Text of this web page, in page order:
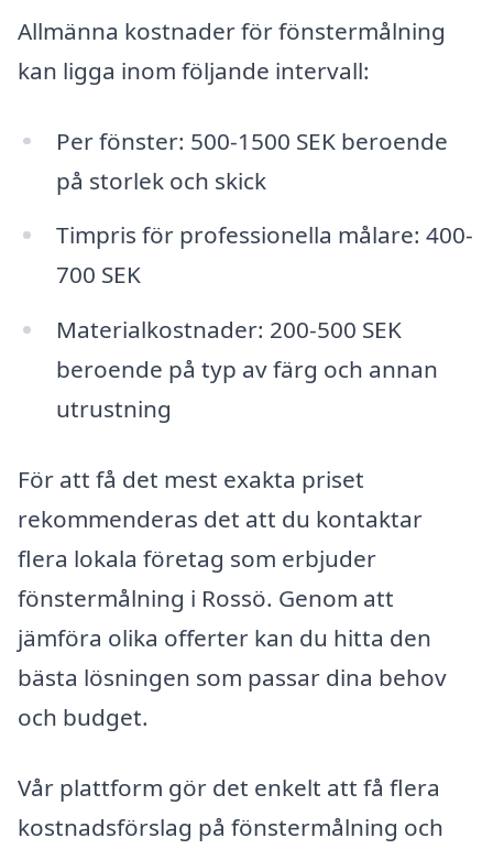
Allmänna kostnader för fönstermålning
kan ligga inom följande intervall:
Per fönster: 500-1500 SEK beroende
på storlek och skick
Timpris för professionella målare: 400-
700 SEK
Materialkostnader: 200-500 SEK
beroende på typ av färg och annan
utrustning
För att få det mest exakta priset
rekommenderas det att du kontaktar
flera lokala företag som erbjuder
fönstermålning i Rossö. Genom att
jämföra olika offerter kan du hitta den
bästa lösningen som passar dina behov
och budget.
Vår plattform gör det enkelt att få flera
kostnadsförslag på fönstermålning och